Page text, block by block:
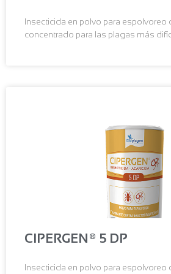
Insecticida en polvo para espolvoreo
concentrado para las plagas más
CIPERGEN® 5 DP
Insecticida en polvo para espolvoreo